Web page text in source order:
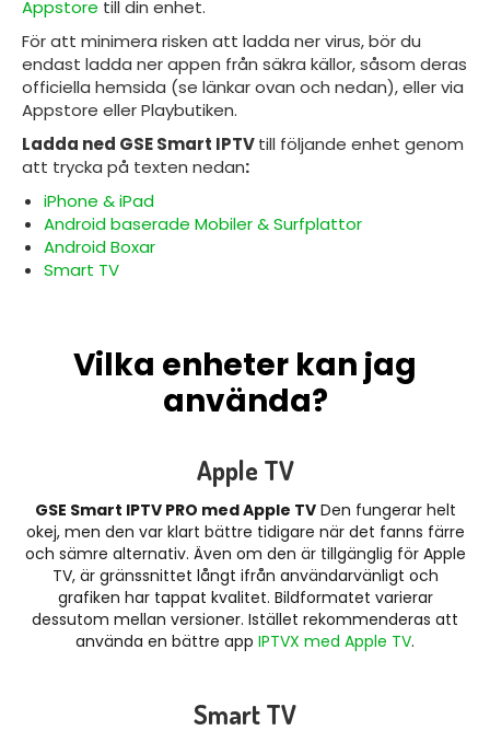
Appstore till din enhet.
För att minimera risken att ladda ner virus, bör du
endast ladda ner appen från säkra källor, såsom deras
officiella hemsida (se länkar ovan och nedan), eller via
Appstore eller Playbutiken.
Ladda ned GSE Smart IPTVtill följande enhet genom
att trycka på texten nedan:
iPhone & iPad
Android baserade Mobiler & Surfplattor
Android Boxar
Smart TV
Vilka enheter kan jag
använda?
Apple TV
GSE Smart IPTV PRO med Apple TVDen fungerar helt
okej, men den var klart bättre tidigare när det fanns färre
och sämre alternativ. Även om den är tillgänglig för Apple
TV, är gränssnittet långt ifrån användarvänligt och
grafiken har tappat kvalitet. Bildformatet varierar
dessutom mellan versioner. Istället rekommenderas att
använda en bättre app IPTVX med Apple TV.
Smart TV